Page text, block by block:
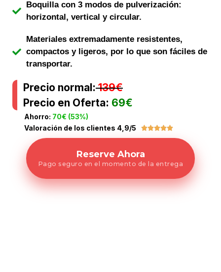
Boquilla con 3 modos de pulverización:
horizontal, vertical y circular.
Materiales extremadamente resistentes,
compactos y ligeros, por lo que son fáciles de
transportar.
Precio normal:139€
Precio en Oferta: 69€
Ahorro: 70€ (53%)
Valoración de los clientes 4,9/5

Reserve Ahora
Pago seguro en el momento de la entrega